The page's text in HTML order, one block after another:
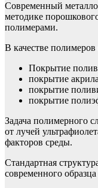
Современный
методике
полимерами.
В качестве
Покрытие
покрытие
покрытие
покрытие
Задача полимерного
от лучей
факторов среды.
Стандартная
современного